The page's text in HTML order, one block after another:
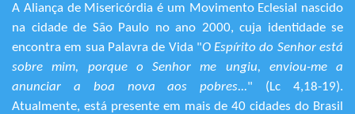
A Aliança de Misericórdia é um Movimento Eclesial nascido
na cidade de São Paulo no ano 2000, cuja identidade se
encontra em sua Palavra de Vida "O Espírito do Senhor está
sobre mim, porque o Senhor me ungiu, enviou-me a
anunciar a boa nova aos pobres..." (Lc 4,18-19).
Atualmente, está presente em mais de 40 cidades do Brasil